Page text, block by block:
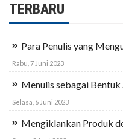
TERBARU
Para Penulis yang
Rabu, 7 Juni 2023
Menulis sebagai
Selasa, 6 Juni 2023
Mengiklankan Produk